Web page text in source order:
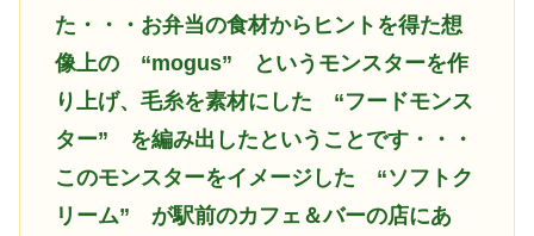
た・・・お弁当の食材からヒントを得た想
像上の
“mogus” というモンスターを作
り上げ、毛糸を素材にした “フードモンス
ター” を編み出したということです・・・
このモンスターをイメージした “ソフトク
リーム” が駅前のカフェ＆バーの店にあ